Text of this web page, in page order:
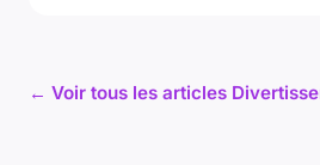
← Voir tous les articles